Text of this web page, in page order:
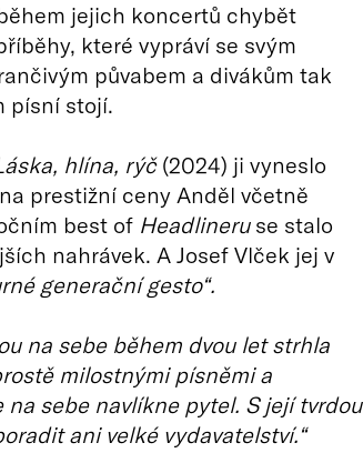
jejich koncertů chybět
které vypráví se svým
půvabem a divákům tak
písní stojí.
hlína, rýč(2024) ji vyneslo
prestižní ceny Anděl včetně
best of Headlineruse stalo
nahrávek. A Josef Vlček jej v
generační gesto“.
na sebe během dvou let strhla
milostnými písněmi a
sebe navlíkne pytel. S její tvrdou
ani velké vydavatelství.“